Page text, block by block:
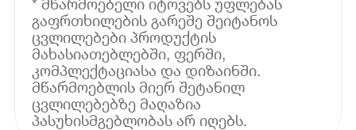
გაფრთხილების გარეშე შეიტანოს
ცვლილებები პროდუქტის
მახასიათებლებში, ფერში,
კომპლექტაციასა და დიზაინში.
მწარმოებლის მიერ შეტანილ
ცვლილებებზე მაღაზია
პასუხისმგებლობას არ იღებს.